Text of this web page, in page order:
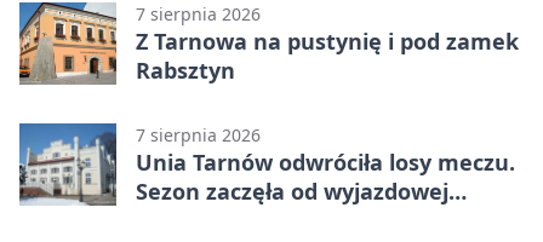
7 sierpnia 2026
Z Tarnowa na pustynię i pod zamek
Rabsztyn
7 sierpnia 2026
Unia Tarnów odwróciła losy meczu.
Sezon zaczęła od wyjazdowej